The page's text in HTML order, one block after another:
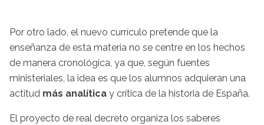
Por otro lado, el nuevo currículo pretende que la
enseñanza de esta materia no se centre en los hechos
de manera cronológica, ya que, según fuentes
ministeriales, la idea es que los alumnos adquieran una
actitud más analítica y crítica de la historia de España.
El proyecto de real decreto organiza los saberes